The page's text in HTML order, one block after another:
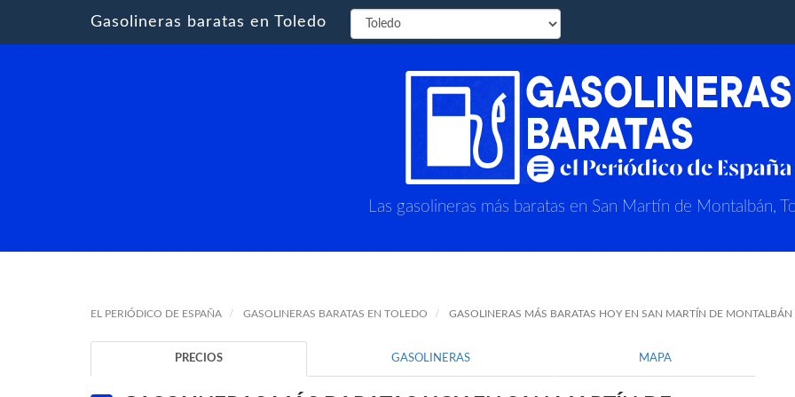
Gasolineras baratas en Toledo
Las gasolineras más baratas en San Martín de Montalbán,
EL PERIÓDICO DE ESPAÑA GASOLINERAS BARATAS EN TOLEDO GASOLINERAS MÁS BARATAS HOY EN SAN MARTÍN DE MONTALBÁN
PRECIOS GASOLINERAS MAPA